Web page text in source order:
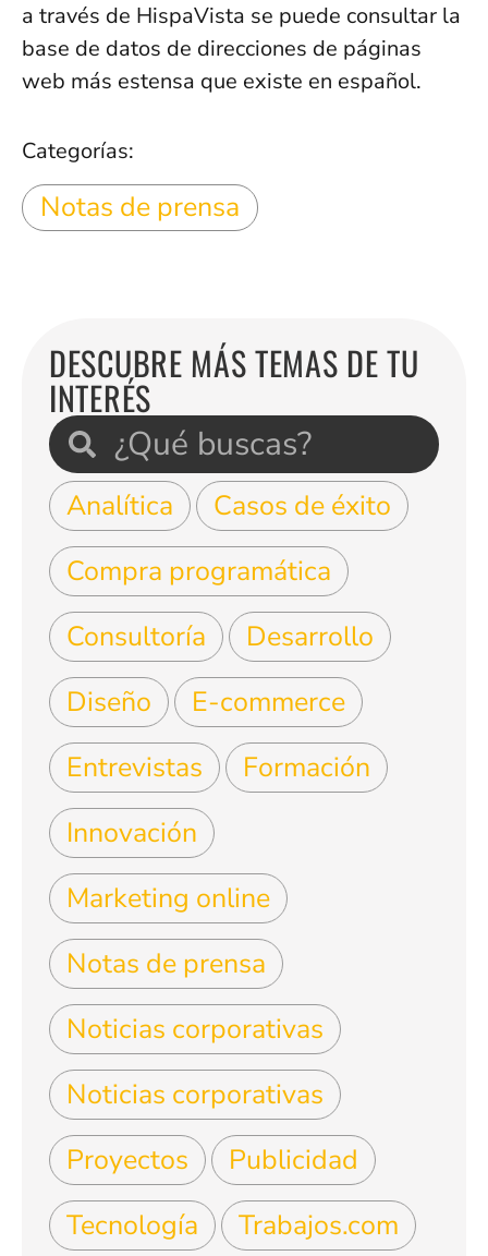
a través de HispaVista se puede consultar la
base de datos de direcciones de páginas
web más estensa que existe en español.
Categorías:
Notas de prensa
DESCUBRE MÁS TEMAS DE TU
INTERÉS
Analítica
Casos de éxito
Compra programática
Consultoría
Desarrollo
Diseño
E-commerce
Entrevistas
Formación
Innovación
Marketing online
Notas de prensa
Noticias corporativas
Noticias corporativas
Proyectos
Publicidad
Tecnología
Trabajos.com